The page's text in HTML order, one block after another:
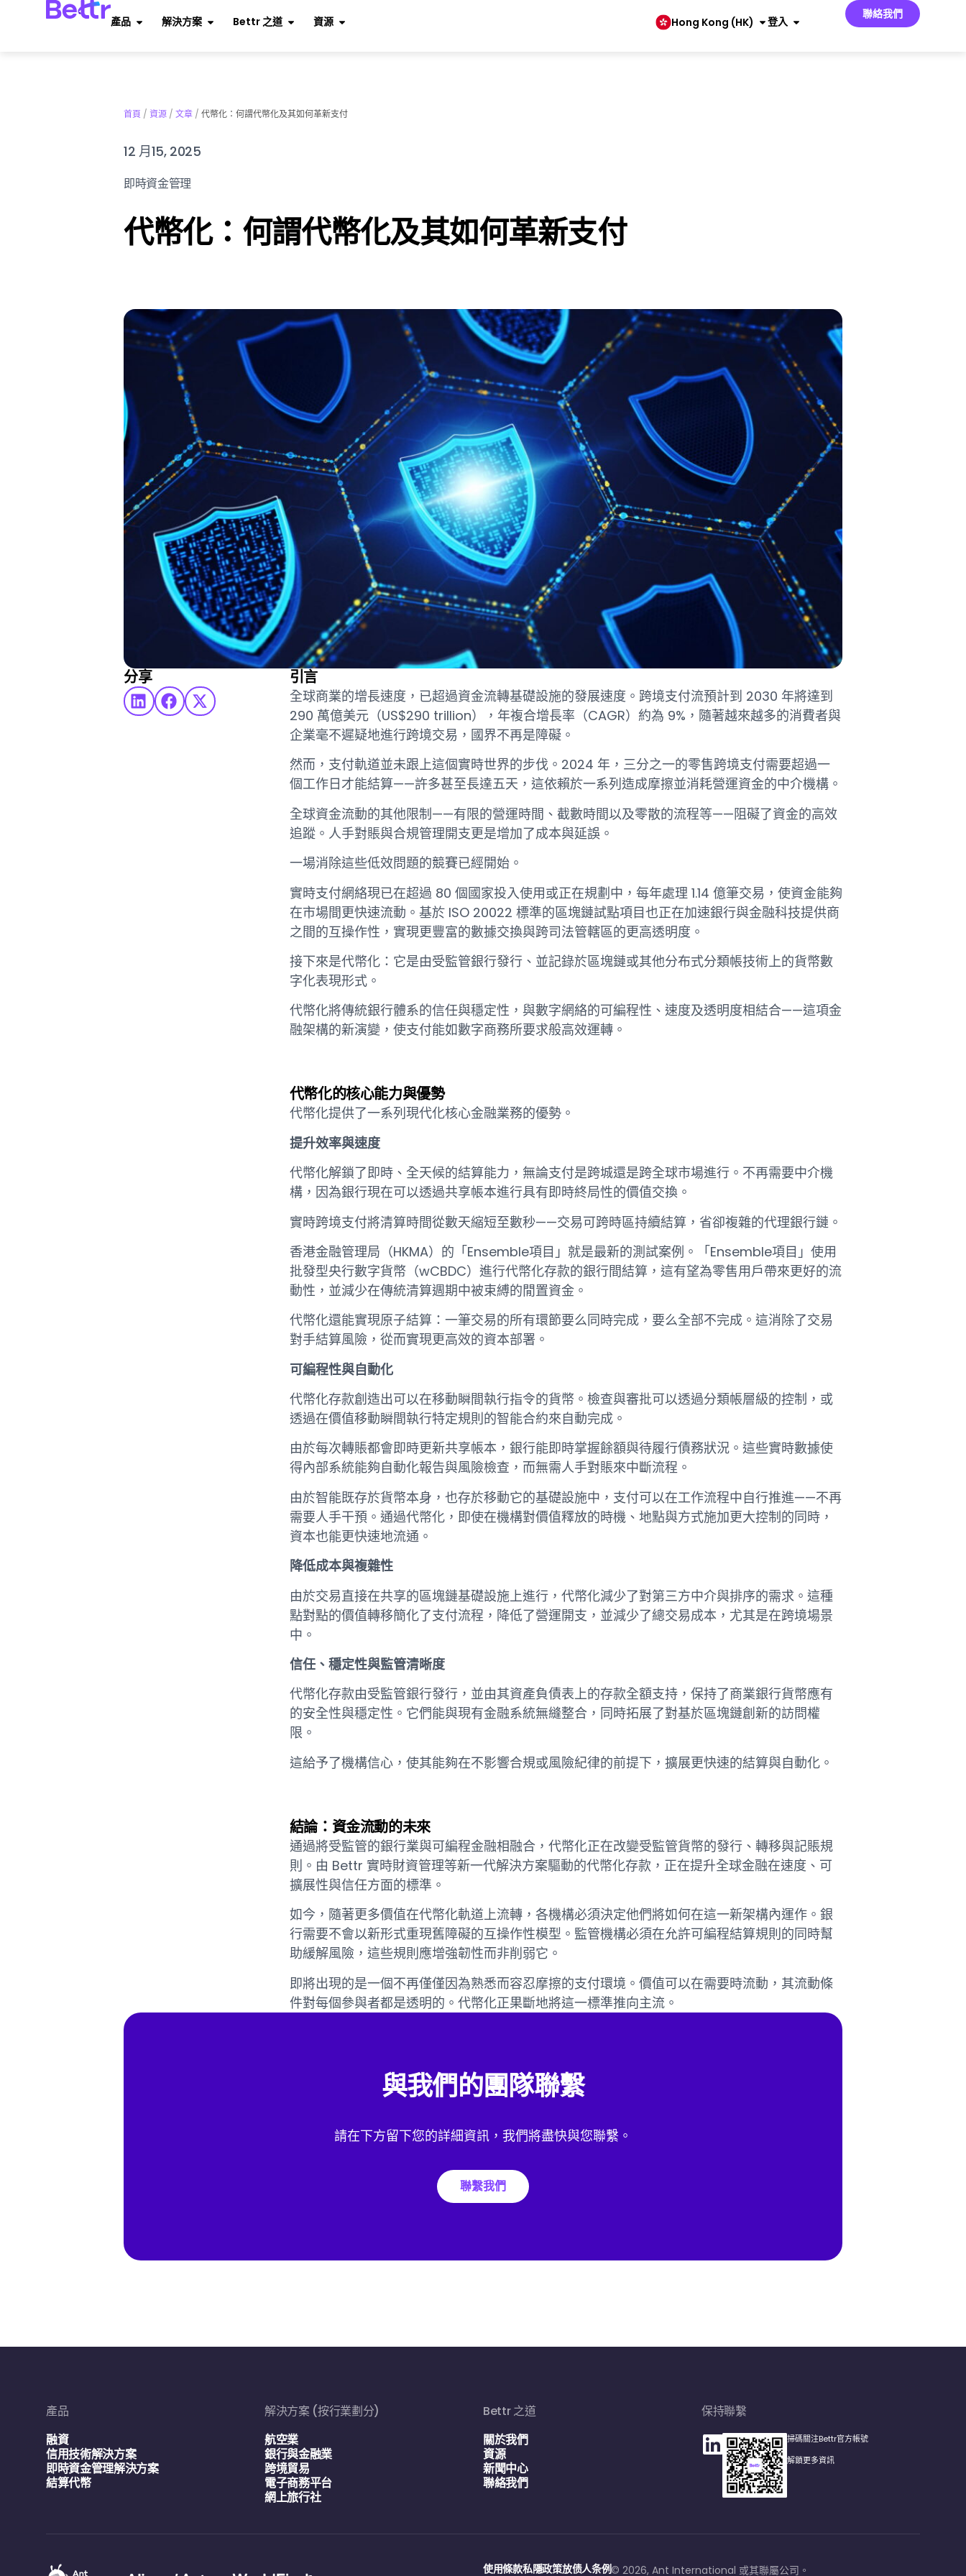
產品 解決方案 Bettr 之道 資源 Hong Kong (HK) 登入
聯絡我們
首頁 / 資源 / 文章 / 代幣化：何謂代幣化及其如何革新支付
12 月15, 2025
即時資金管理
代幣化：何謂代幣化及其如何革新支付
分享 引言
全球商業的增長速度，已超過資金流轉基礎設施的發展速度。跨境支付流預計到 2030 年將達到
290 萬億美元（US$290 trillion），年複合增長率（CAGR）約為 9%，隨著越來越多的消費者與
企業毫不遲疑地進行跨境交易，國界不再是障礙。
然而，支付軌道並未跟上這個實時世界的步伐。2024 年，三分之一的零售跨境支付需要超過一
個工作日才能結算——許多甚至長達五天，這依賴於一系列造成摩擦並消耗營運資金的中介機構。
全球資金流動的其他限制——有限的營運時間、截數時間以及零散的流程等——阻礙了資金的高效
追蹤。人手對賬與合規管理開支更是增加了成本與延誤。
一場消除這些低效問題的競賽已經開始。
實時支付網絡現已在超過 80 個國家投入使用或正在規劃中，每年處理 1.14 億筆交易，使資金能夠
在市場間更快速流動。基於 ISO 20022 標準的區塊鏈試點項目也正在加速銀行與金融科技提供商
之間的互操作性，實現更豐富的數據交換與跨司法管轄區的更高透明度。
接下來是代幣化：它是由受監管銀行發行、並記錄於區塊鏈或其他分布式分類帳技術上的貨幣數
字化表現形式。
代幣化將傳統銀行體系的信任與穩定性，與數字網絡的可編程性、速度及透明度相結合——這項金
融架構的新演變，使支付能如數字商務所要求般高效運轉。
代幣化的核心能力與優勢
代幣化提供了一系列現代化核心金融業務的優勢。
提升效率與速度
代幣化解鎖了即時、全天候的結算能力，無論支付是跨城還是跨全球市場進行。不再需要中介機
構，因為銀行現在可以透過共享帳本進行具有即時終局性的價值交換。
實時跨境支付將清算時間從數天縮短至數秒——交易可跨時區持續結算，省卻複雜的代理銀行鏈。
香港金融管理局（HKMA）的「Ensemble項目」就是最新的測試案例。「Ensemble項目」使用
批發型央行數字貨幣（wCBDC）進行代幣化存款的銀行間結算，這有望為零售用戶帶來更好的流
動性，並減少在傳統清算週期中被束縛的閒置資金。
代幣化還能實現原子結算：一筆交易的所有環節要么同時完成，要么全部不完成。這消除了交易
對手結算風險，從而實現更高效的資本部署。
可編程性與自動化
代幣化存款創造出可以在移動瞬間執行指令的貨幣。檢查與審批可以透過分類帳層級的控制，或
透過在價值移動瞬間執行特定規則的智能合約來自動完成。
由於每次轉賬都會即時更新共享帳本，銀行能即時掌握餘額與待履行債務狀況。這些實時數據使
得內部系統能夠自動化報告與風險檢查，而無需人手對賬來中斷流程。
由於智能既存於貨幣本身，也存於移動它的基礎設施中，支付可以在工作流程中自行推進——不再
需要人手干預。通過代幣化，即使在機構對價值釋放的時機、地點與方式施加更大控制的同時，
資本也能更快速地流通。
降低成本與複雜性
由於交易直接在共享的區塊鏈基礎設施上進行，代幣化減少了對第三方中介與排序的需求。這種
點對點的價值轉移簡化了支付流程，降低了營運開支，並減少了總交易成本，尤其是在跨境場景
中。
信任、穩定性與監管清晰度
代幣化存款由受監管銀行發行，並由其資產負債表上的存款全額支持，保持了商業銀行貨幣應有
的安全性與穩定性。它們能與現有金融系統無縫整合，同時拓展了對基於區塊鏈創新的訪問權
限。
這給予了機構信心，使其能夠在不影響合規或風險紀律的前提下，擴展更快速的結算與自動化。
結論：資金流動的未來
通過將受監管的銀行業與可編程金融相融合，代幣化正在改變受監管貨幣的發行、轉移與記賬規
則。由 Bettr 實時財資管理等新一代解決方案驅動的代幣化存款，正在提升全球金融在速度、可
擴展性與信任方面的標準。
如今，隨著更多價值在代幣化軌道上流轉，各機構必須決定他們將如何在這一新架構內運作。銀
行需要不會以新形式重現舊障礙的互操作性模型。監管機構必須在允許可編程結算規則的同時幫
助緩解風險，這些規則應增強韌性而非削弱它。
即將出現的是一個不再僅僅因為熟悉而容忍摩擦的支付環境。價值可以在需要時流動，其流動條
件對每個參與者都是透明的。代幣化正果斷地將這一標準推向主流。
與我們的團隊聯繫
請在下方留下您的詳細資訊，我們將盡快與您聯繫。
聯繫我們
產品
融資
信用技術解決方案
即時資金管理解決方案
結算代幣
解決方案 (按行業劃分)
航空業
銀行與金融業
跨境貿易
電子商務平台
網上旅行社
Bettr 之道
關於我們
資源
新聞中心
聯絡我們
保持聯繫
掃碼關注Bettr官方帳號
解鎖更多資訊
使用條款私隱政策放债人条例© 2026, Ant International 或其聯屬公司。